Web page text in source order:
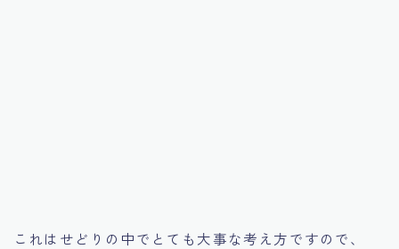
これはせどりの中でとても大事な考え方ですので、